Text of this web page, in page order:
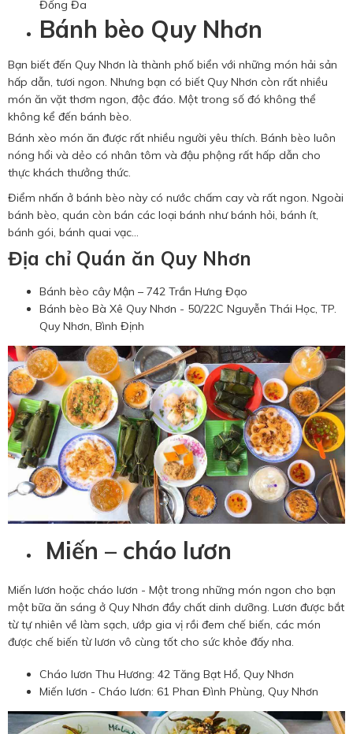
Đống Đa
Bánh bèo Quy Nhơn
Bạn biết đến Quy Nhơn là thành phố biển với những món hải sản
hấp dẫn, tươi ngon. Nhưng bạn có biết Quy Nhơn còn rất nhiều
món ăn vặt thơm ngon, độc đáo. Một trong số đó không thể
không kể đến bánh bèo.
Bánh xèo món ăn được rất nhiều người yêu thích. Bánh bèo luôn
nóng hổi và dẻo có nhân tôm và đậu phộng rất hấp dẫn cho
thực khách thưởng thức.
Điểm nhấn ở bánh bèo này có nước chấm cay và rất ngon. Ngoài
bánh bèo, quán còn bán các loại bánh như bánh hỏi, bánh ít,
bánh gói, bánh quai vạc…
Địa chỉ Quán ăn Quy Nhơn
Bánh bèo cây Mận – 742 Trần Hưng Đạo
Bánh bèo Bà Xê Quy Nhơn - 50/22C Nguyễn Thái Học, TP.
Quy Nhơn, Bình Định
Miến – cháo lươn
Miến lươn hoặc cháo lươn - Một trong những món ngon cho bạn
một bữa ăn sáng ở Quy Nhơn đầy chất dinh dưỡng. Lươn được bắt
từ tự nhiên về làm sạch, ướp gia vị rồi đem chế biến, các món
được chế biến từ lươn vô cùng tốt cho sức khỏe đấy nha.
Cháo lươn Thu Hương: 42 Tăng Bạt Hổ, Quy Nhơn
Miến lươn - Cháo lươn: 61 Phan Đình Phùng, Quy Nhơn